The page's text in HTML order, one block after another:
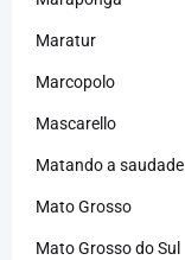
Maratur
Marcopolo
Mascarello
Matando a saudade
Mato Grosso
Mato Grosso do Sul